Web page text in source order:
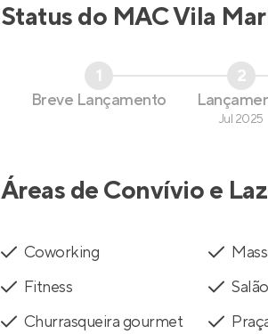
Status do MAC Vila
1
Breve Lançamento
2
Jul 2025
Áreas de Convívio e
Coworking
Fitness
Churrasqueira gourmet